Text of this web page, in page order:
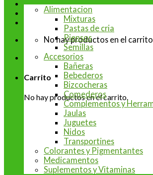
No hay productos en el
Carrito
No hay productos en el carrito.
Alimentacion
Mixturas
Pastas de cria
Piensos
Semillas
Accesorios
Bañeras
Bebederos
Bizcocheras
Comederos
Complementos y
Jaulas
Juguetes
Nidos
Transportines
Colorantes y Pigmentantes
Medicamentos
Suplementos y Vitaminas